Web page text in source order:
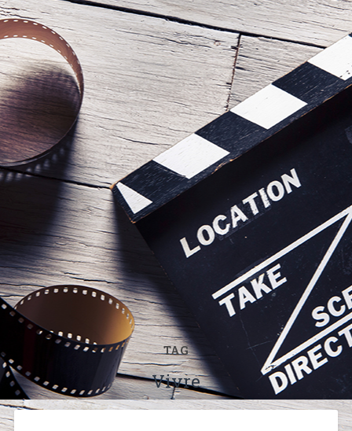
TAG
Vivre